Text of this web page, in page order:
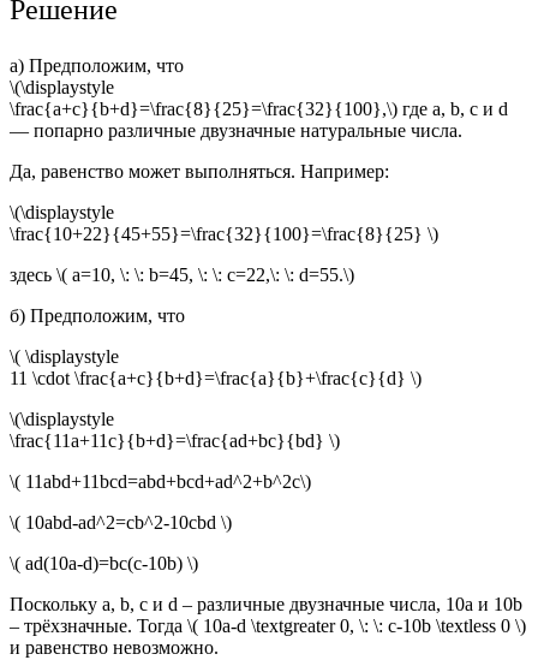
Решение
а) Предположим, что
\(\displaystyle
\frac{a+c}{b+d}=\frac{8}{25}=\frac{32}{100},\) где a, b, c и d
— попарно различные двузначные натуральные числа.
Да, равенство может выполняться. Например:
\(\displaystyle
\frac{10+22}{45+55}=\frac{32}{100}=\frac{8}{25} \)
здесь \( a=10, \: \: b=45, \: \: c=22,\: \: d=55.\)
б) Предположим, что
\( \displaystyle
11 \cdot \frac{a+c}{b+d}=\frac{a}{b}+\frac{c}{d} \)
\(\displaystyle
\frac{11a+11c}{b+d}=\frac{ad+bc}{bd} \)
\( 11abd+11bcd=abd+bcd+ad^2+b^2c\)
\( 10abd-ad^2=cb^2-10cbd \)
\( ad(10a-d)=bc(c-10b) \)
Поскольку a, b, c и d – различные двузначные числа, 10a и 10b
– трёхзначные. Тогда \( 10a-d \textgreater 0, \: \: c-10b \textless 0 \)
и равенство невозможно.